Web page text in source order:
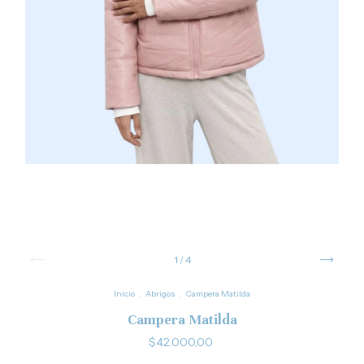
1 /4
Inicio Abrigos Campera Matilda
Campera Matilda
$42.000,00